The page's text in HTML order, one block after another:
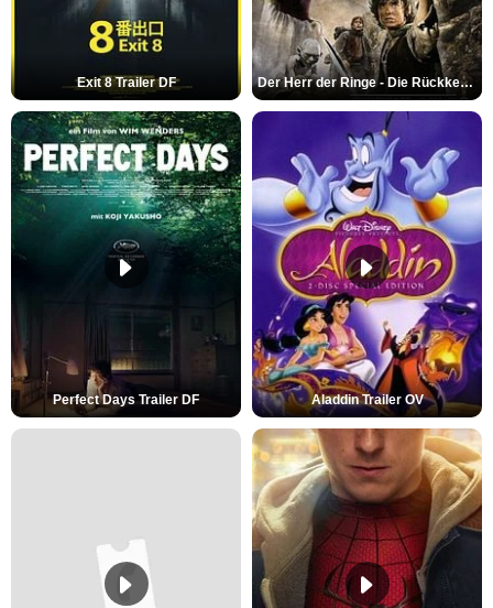
Exit 8 Trailer DF Der Herr der Ringe - Die Rückkehr des Königs Trailer OV
Perfect Days Trailer DF Aladdin Trailer OV